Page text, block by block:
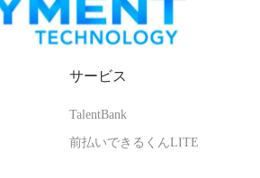
サービス
TalentBank
前払いできるくんLITE